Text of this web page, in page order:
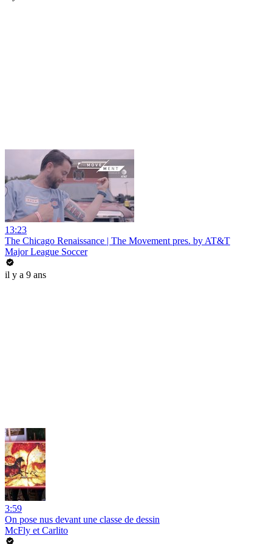
13:23
The Chicago Renaissance | The Movement pres. by AT&T
Major League Soccer
il y a 9 ans
3:59
On pose nus devant une classe de dessin
McFly et Carlito